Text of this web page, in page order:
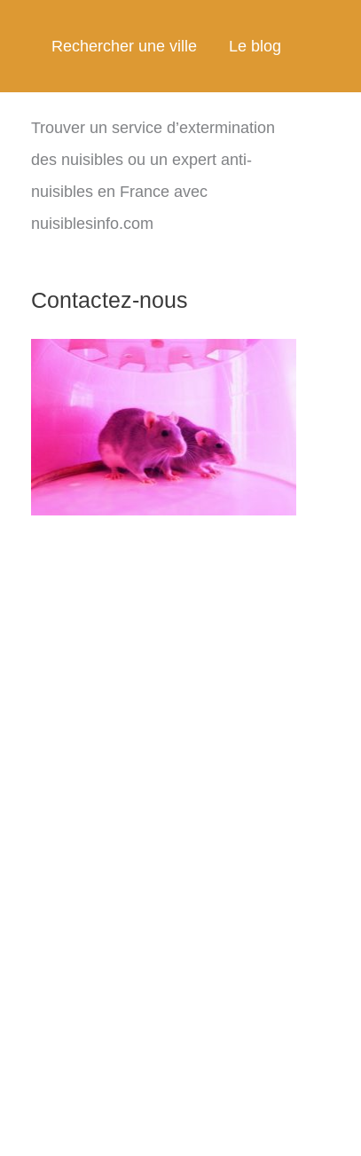
Rechercher une ville Le blog
Trouver un service d’extermination
des nuisibles ou un expert anti-
nuisibles en France avec
nuisiblesinfo.com
Contactez-nous